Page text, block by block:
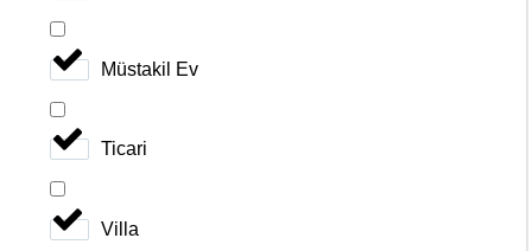
Müstakil Ev
Ticari
Villa